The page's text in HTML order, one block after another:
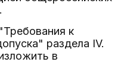
к
раздела IV.
в